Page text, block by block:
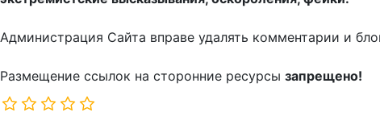
Администрация Сайта вправе удалять комментарии и
Размещение ссылок на сторонние ресурсы запрещено!